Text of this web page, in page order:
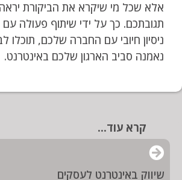
קרא עוד...
שיווק באינטרנט לעסקים
אלא שכל מי שיקרא את הביקורת
תגובתכם. כך על ידי שיתוף פעולה עם
ניסיון חיובי עם החברה שלכם, תוכלו
נאמנה סביב הארגון שלכם באינטרנט.